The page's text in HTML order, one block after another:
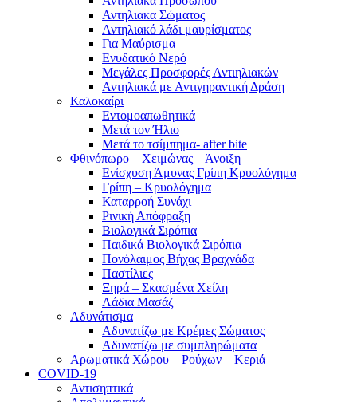
Αντηλιακα Σώματος
Αντηλιακό λάδι μαυρίσματος
Για Μαύρισμα
Ενυδατικό Νερό
Μεγάλες Προσφορές Αντιηλιακών
Αντηλιακά με Αντιγηραντική Δράση
Καλοκαίρι
Εντομοαπωθητικά
Μετά τον Ήλιο
Μετά το τσίμπημα- after bite
Φθινόπωρο – Χειμώνας – Άνοιξη
Ενίσχυση Άμυνας Γρίπη Κρυολόγημα
Γρίπη – Κρυολόγημα
Καταρροή Συνάχι
Ρινική Απόφραξη
Βιολογικά Σιρόπια
Παιδικά Βιολογικά Σιρόπια
Πονόλαιμος Βήχας Βραχνάδα
Παστίλιες
Ξηρά – Σκασμένα Χείλη
Λάδια Μασάζ
Αδυνάτισμα
Αδυνατίζω με Κρέμες Σώματος
Αδυνατίζω με συμπληρώματα
Αρωματικά Χώρου – Ρούχων – Κεριά
COVID-19
Αντισηπτικά